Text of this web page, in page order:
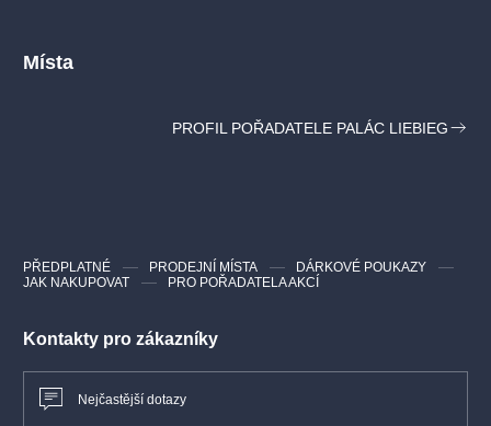
Místa
PROFIL POŘADATELE PALÁC LIEBIEG
Kontakty pro zákazníky
Nejčastější dotazy
PŘEDPLATNÉ PRODEJNÍ MÍSTA
DÁRKOVÉ POUKAZY
JAK NAKUPOVAT
PRO POŘADATELA AKCÍ